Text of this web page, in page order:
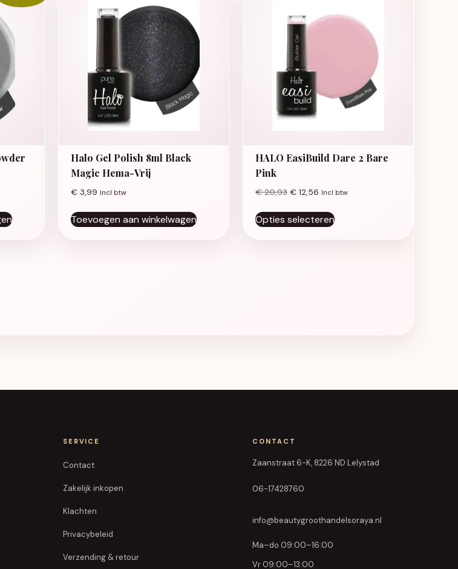
€ 4,19.
3,03.
Halo Gel Polish 8ml Black
Magic Hema-Vrij
€ 3,99 Incl btw
Toevoegen aan winkelwagen
HALO EasiBuild Dare 2 Bare
Pink
€20,93 € 12,56 Incl btw
Opties selecteren
SERVICE
Contact
Zakelijk inkopen
Klachten
Privacybeleid
Verzending & retour
CONTACT
Zaanstraat 6-K, 8226 ND Lelystad
06-17428760
info@beautygroothandelsoraya.nl
Ma–do 09:00–16:00
Vr 09:00–13:00